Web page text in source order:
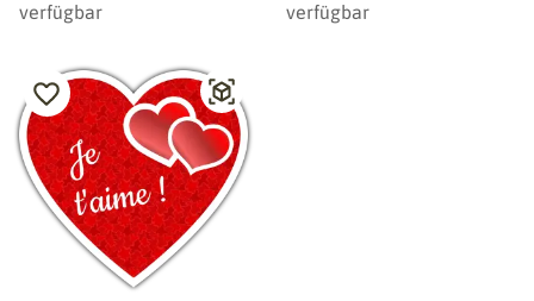
verfügbar
verfügbar